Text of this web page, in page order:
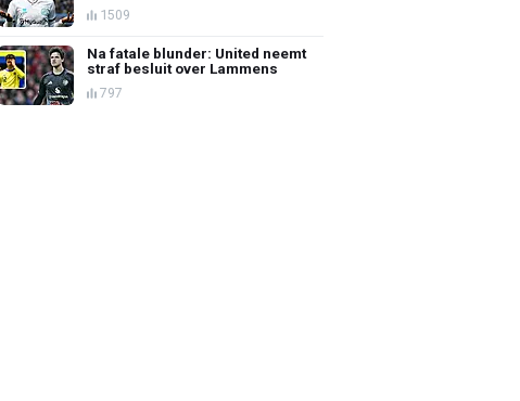
1509
Na fatale blunder: United neemt
straf besluit over Lammens
797